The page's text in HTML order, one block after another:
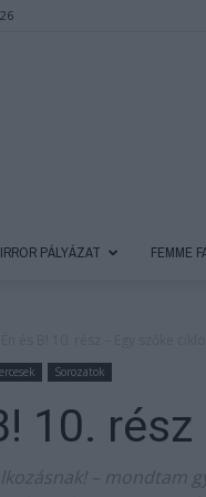
PÁLYÁZAT FEMME
Sorozatok
10.
– mondtam